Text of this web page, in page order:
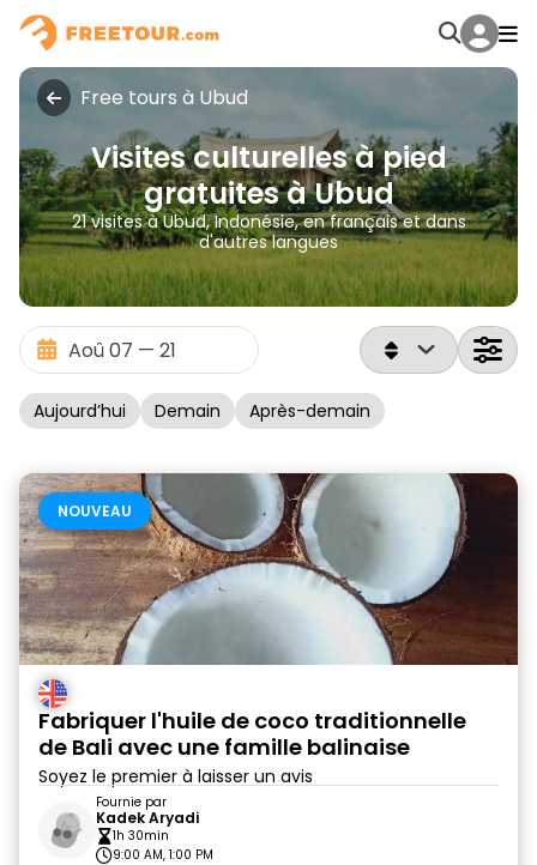
Free tours à Ubud
Visites culturelles à pied
gratuites à Ubud
21 visites à Ubud, Indonésie, en français et dans
d'autres langues
Aujourd’hui Demain Après-demain
NOUVEAU
Fabriquer l'huile de coco traditionnelle
de Bali avec une famille balinaise
Soyez le premier à laisser un avis
Fournie par
Kadek Aryadi
1h 30min
9:00 AM, 1:00 PM